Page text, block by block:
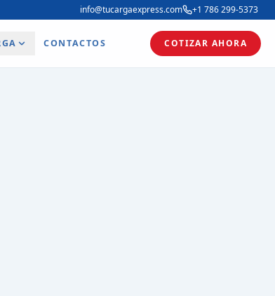
info@tucargaexpress.com +1 786 299-5373
CONTACTOS COTIZAR AHORA